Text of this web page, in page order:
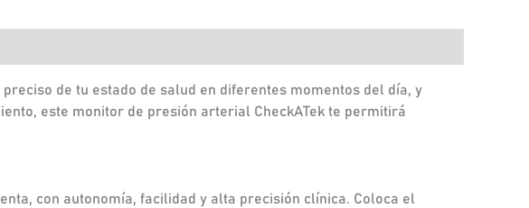
de tu estado de salud en diferentes momentos del día, y
este monitor de presión arterial CheckATek te permitirá
con autonomía, facilidad y alta precisión clínica. Coloca el